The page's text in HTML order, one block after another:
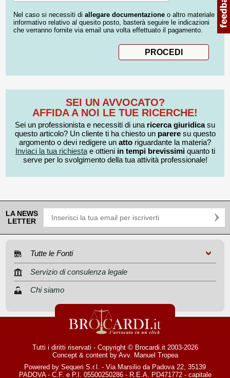
Nel caso si necessiti di allegare documentazione o altro materiale
informativo relativo al quesito posto, basterà seguire le indicazioni
che verranno fornite via email una volta effettuato il pagamento.
SEI UN AVVOCATO?
AFFIDA A NOI LE TUE RICERCHE!
Sei un professionista e necessiti di una ricerca giuridicasu
questo articolo? Un cliente ti ha chiesto un pareresu questo
argomento o devi redigere un atto riguardante la materia?
Inviaci la tua richiestae ottieni in tempi brevissimiquanto ti
serve per lo svolgimento della tua attività professionale!
LA NEWS
LETTER
Tutte le Fonti
Servizio di consulenza legale
Chi siamo
Tutti i diritti riservati - Copyright © Brocardi.it 2003-2026
Concept & content by Avv. Manuel Tropea
Powered by Sequeri S.r.l. - Via Marsilio da Padova 22, 35139
PADOVA - C.F. e P.I. 05500250286 - R.E.A. PD471772 - capitale